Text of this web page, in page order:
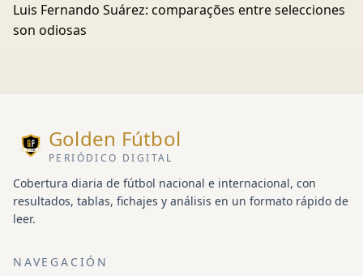
Luis Fernando Suárez: comparações entre selecciones
son odiosas
Golden Fútbol
PERIÓDICO DIGITAL
Cobertura diaria de fútbol nacional e internacional, con
resultados, tablas, fichajes y análisis en un formato rápido de
leer.
NAVEGACIÓN